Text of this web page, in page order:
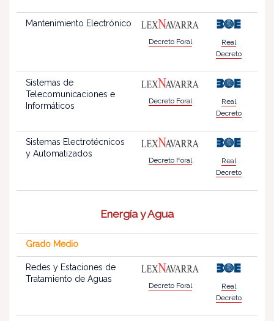
Mantenimiento Electrónico
Decreto Foral
Real
Decreto
Sistemas de
Telecomunicaciones e
Informáticos
Decreto Foral
Real
Decreto
Sistemas Electrotécnicos
y Automatizados
Decreto Foral
Real
Decreto
Energía y Agua
Grado Medio
Redes y Estaciones de
Tratamiento de Aguas
Decreto Foral
Real
Decreto